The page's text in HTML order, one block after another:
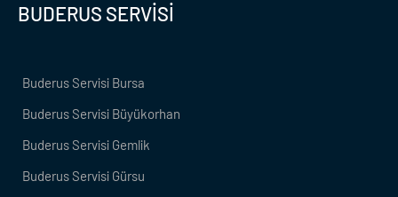
BUDERUS SERVİSİ
Buderus Servisi Bursa
Buderus Servisi Büyükorhan
Buderus Servisi Gemlik
Buderus Servisi Gürsu